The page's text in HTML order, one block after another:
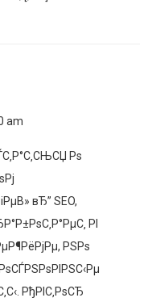
am
Рѕ
вЂ” SEO,
РІ
РЅРѕ
РђРІС‚РѕСЂ